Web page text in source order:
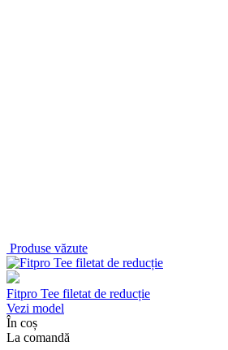
Produse văzute
Fitpro Tee filetat de reducție
Vezi model
În coș
La comandă